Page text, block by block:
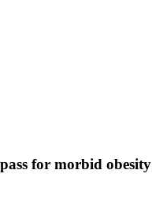
for morbid obesity